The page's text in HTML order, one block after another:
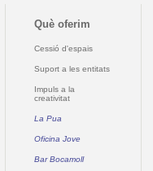
Què oferim
Cessió d'espais
Suport a les entitats
Impuls a la
creativitat
La Pua
Oficina Jove
Bar Bocamoll